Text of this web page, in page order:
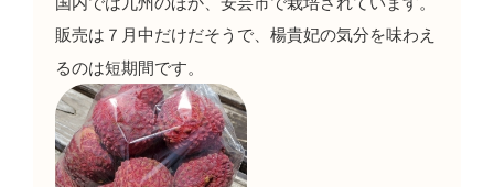
販売は７月中だけだそうで、楊貴妃の気分を味わえ
るのは短期間です。